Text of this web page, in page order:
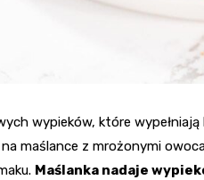
wypieków, które
maślance z mrożonymi
Maślanka nadaje